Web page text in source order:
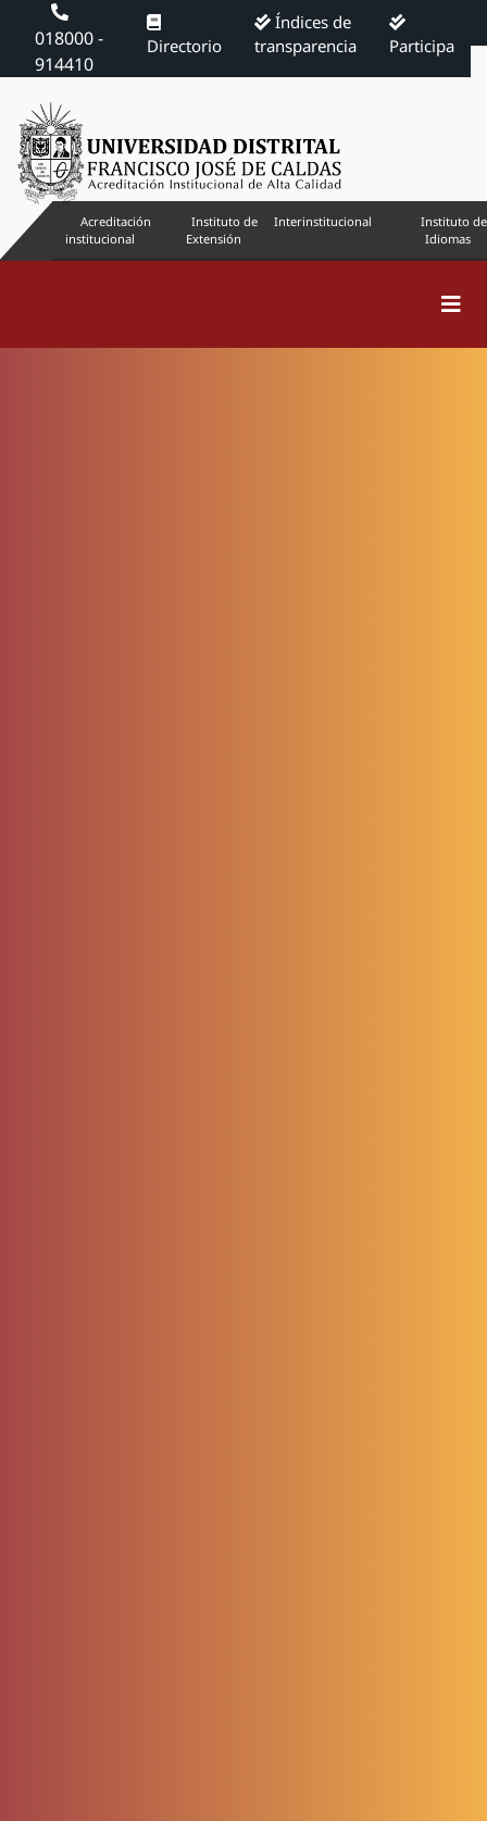
018000 -
914410
Directorio
Índices de
transparencia
Participa
Acreditación
institucional
Instituto de
Extensión
Interinstitucional
Instituto de
Idiomas